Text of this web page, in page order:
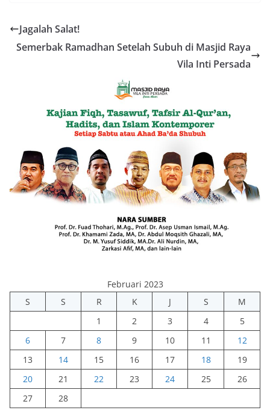
Jagalah Salat!
Semerbak Ramadhan Setelah Subuh di Masjid Raya
Vila Inti Persada
Februari 2023
S
S R K J S
M
1
2 3 4
5
6
7 8 9 10 11
12
13
14 15 16 17 18
19
20
21 22 23 24 25
26
27
28